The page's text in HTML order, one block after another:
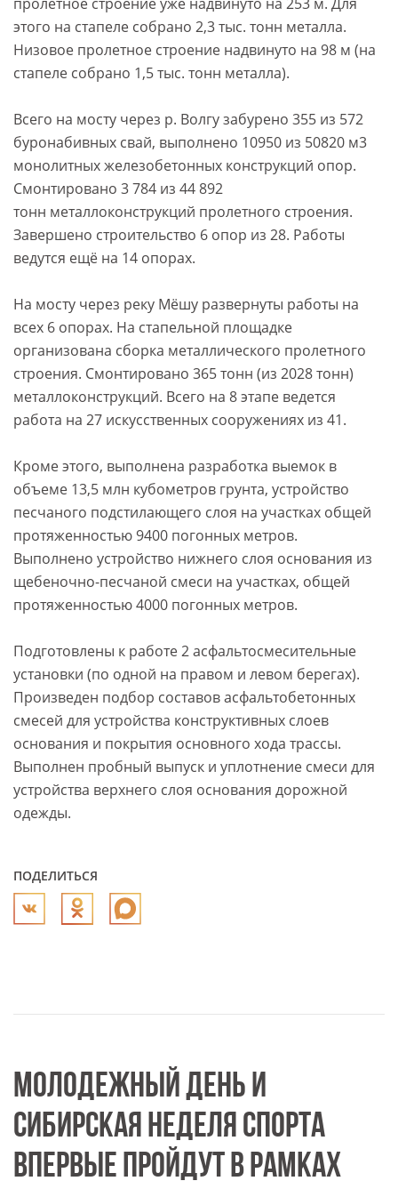
этого на стапеле собрано 2,3 тыс. тонн металла.
Низовое пролетное строение надвинуто на 98 м (на
стапеле собрано 1,5 тыс. тонн металла).
Всего на мосту через р. Волгу забурено 355 из 572
буронабивных свай, выполнено 10950 из 50820 м3
монолитных железобетонных конструкций опор.
Смонтировано 3 784 из 44 892
тонн металлоконструкций пролетного строения.
Завершено строительство 6 опор из 28. Работы
ведутся ещё на 14 опорах.
На мосту через реку Мёшу развернуты работы на
всех 6 опорах. На стапельной площадке
организована сборка металлического пролетного
строения. Смонтировано 365 тонн (из 2028 тонн)
металлоконструкций. Всего на 8 этапе ведется
работа на 27 искусственных сооружениях из 41.
Кроме этого, выполнена разработка выемок в
объеме 13,5 млн кубометров грунта, устройство
песчаного подстилающего слоя на участках общей
протяженностью 9400 погонных метров.
Выполнено устройство нижнего слоя основания из
щебеночно-песчаной смеси на участках, общей
протяженностью 4000 погонных метров.
Подготовлены к работе 2 асфальтосмесительные
установки (по одной на правом и левом берегах).
Произведен подбор составов асфальтобетонных
смесей для устройства конструктивных слоев
основания и покрытия основного хода трассы.
Выполнен пробный выпуск и уплотнение смеси для
устройства верхнего слоя основания дорожной
одежды.
ПОДЕЛИТЬСЯ
МОЛОДЕЖНЫЙ ДЕНЬ И
СИБИРСКАЯ НЕДЕЛЯ СПОРТА
ВПЕРВЫЕ ПРОЙДУТ В РАМКАХ